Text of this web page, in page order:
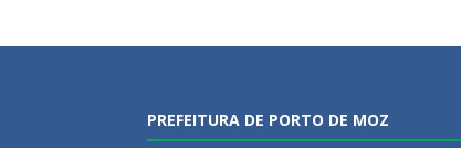
PREFEITURA DE PORTO DE MOZ